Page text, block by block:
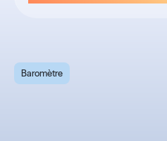
Baromètre